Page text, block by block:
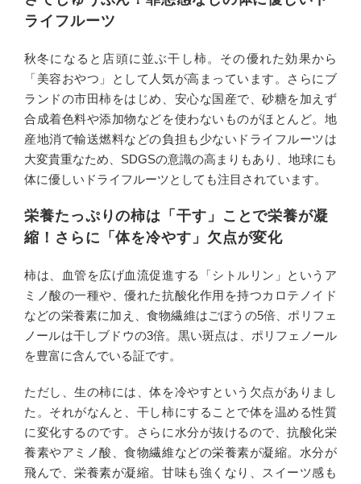
ライフルーツ
秋冬になると店頭に並ぶ干し柿。その優れた効果から
「美容おやつ」として人気が高まっています。さらにブ
ランドの市田柿をはじめ、安心な国産で、砂糖を加えず
合成着色料や添加物などを使わないものがほとんど。地
産地消で輸送燃料などの負担も少ないドライフルーツは
大変貴重なため、SDGSの意識の高まりもあり、地球にも
体に優しいドライフルーツとしても注目されています。
栄養たっぷりの柿は「干す」ことで栄養が凝
縮！さらに「体を冷やす」欠点が変化
柿は、血管を広げ血流促進する「シトルリン」というア
ミノ酸の一種や、優れた抗酸化作用を持つカロテノイド
などの栄養素に加え、食物繊維はごぼうの5倍、ポリフェ
ノールは干しブドウの3倍。黒い斑点は、ポリフェノール
を豊富に含んでいる証です。
ただし、生の柿には、体を冷やすという欠点がありまし
た。それがなんと、干し柿にすることで体を温める性質
に変化するのです。さらに水分が抜けるので、抗酸化栄
養素やアミノ酸、食物繊維などの栄養素が凝縮。水分が
飛んで、栄養素が凝縮。甘味も強くなり、スイーツ感も